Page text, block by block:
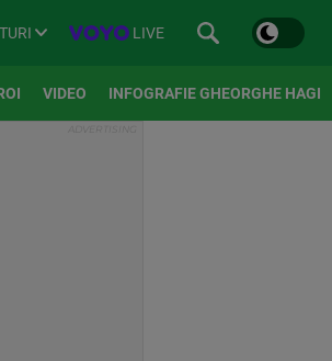
LIVE
VIDEO INFOGRAFIE GHEORGHE HAGI